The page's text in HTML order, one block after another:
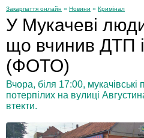
Закарпаття онлайн » Новини » Кримінал
У Мукачеві
що вчинив ДТП і
(ФОТО)
Вчора, біля 17:00,
потерпілих на вулиці
втекти.